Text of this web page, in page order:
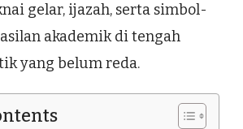
gelar, ijazah, serta simbol-
akademik di tengah
yang belum reda.